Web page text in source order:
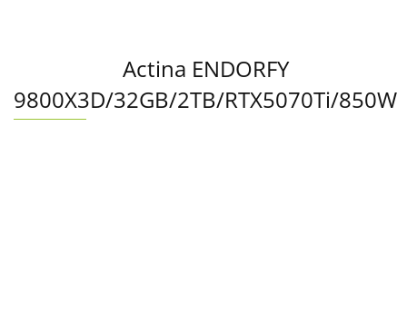
Actina ENDORFY
9800X3D/32GB/2TB/RTX5070Ti/850W